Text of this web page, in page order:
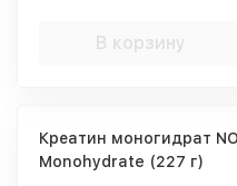
В корзину
Креатин моногидрат
Monohydrate (227 г)